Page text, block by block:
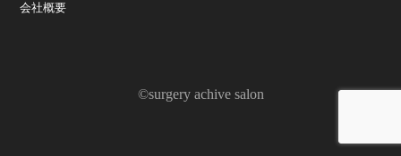
会社概要
©surgery achive salon